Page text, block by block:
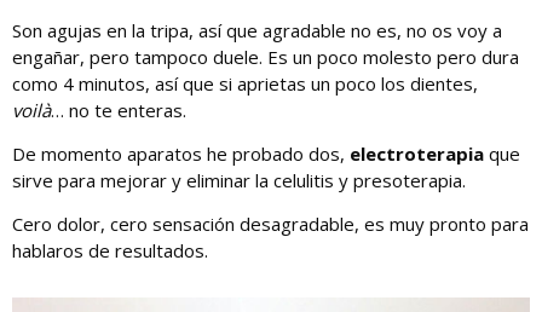
Son agujas en la tripa, así que agradable no es, no os voy a
engañar, pero tampoco duele. Es un poco molesto pero dura
como 4 minutos, así que si aprietas un poco los dientes,
voilà… no te enteras.
De momento aparatos he probado dos, electroterapia que
sirve para mejorar y eliminar la celulitis y presoterapia.
Cero dolor, cero sensación desagradable, es muy pronto para
hablaros de resultados.